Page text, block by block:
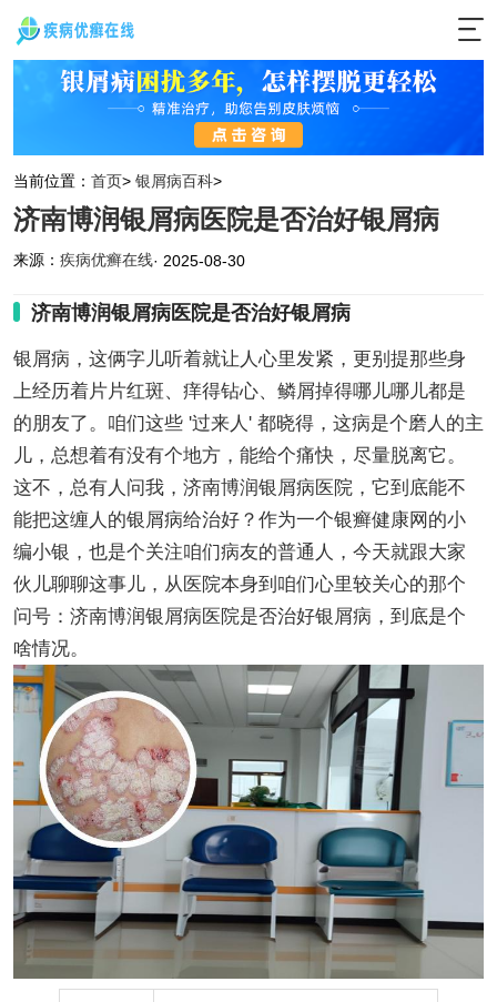
当前位置： 首页> 银屑病百科>
济南博润银屑病医院是否治好银屑病
来源： 疾病优癣在线· 2025-08-30
济南博润银屑病医院是否治好银屑病
银屑病，这俩字儿听着就让人心里发紧，更别提那些身
上经历着片片红斑、痒得钻心、鳞屑掉得哪儿哪儿都是
的朋友了。咱们这些 '过来人' 都晓得，这病是个磨人的主
儿，总想着有没有个地方，能给个痛快，尽量脱离它。
这不，总有人问我，济南博润银屑病医院，它到底能不
能把这缠人的银屑病给治好？作为一个银癣健康网的小
编小银，也是个关注咱们病友的普通人，今天就跟大家
伙儿聊聊这事儿，从医院本身到咱们心里较关心的那个
问号：济南博润银屑病医院是否治好银屑病，到底是个
啥情况。